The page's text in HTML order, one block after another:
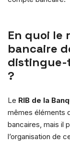
En quoi le
bancaire
distingue-
?
Le RIB de la
mêmes éléments
bancaires, mais il
l’organisation de